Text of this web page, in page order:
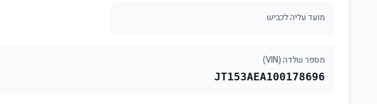
מועד עליה לכביש
מספר שלדה (VIN)
JT153AEA100178696